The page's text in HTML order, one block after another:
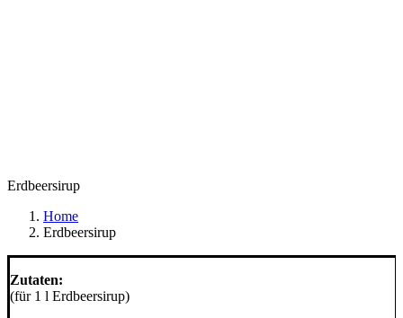
Erdbeersirup
Home
Erdbeersirup
Zutaten:
(für 1 l Erdbeersirup)